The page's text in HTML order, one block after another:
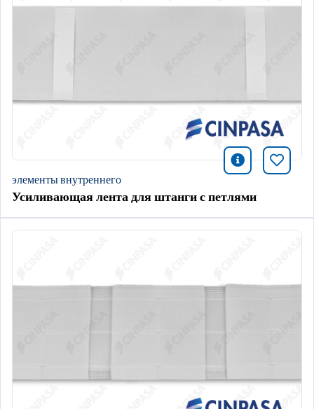
icono
элементы внутреннего
Усиливающая лента для штанги с петлями